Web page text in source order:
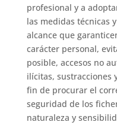
profesional y a
las medidas técnicas
alcance que
carácter personal,
posible, accesos no
ilícitas, sustracciones
fin de procurar el
seguridad de los
naturaleza y